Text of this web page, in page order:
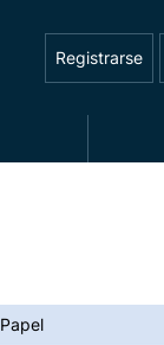
Registrarse
Papel